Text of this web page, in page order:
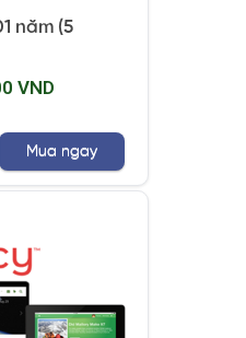
năm (5
VND
Mua ngay